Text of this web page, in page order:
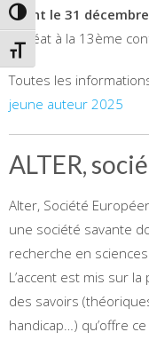
PASSER EN
CHANGER LA TAILLE
avant le 31
lauréat à la 13ème
Toutes les
jeune auteur 2025
ALTER,
Alter, Société
une société savante
recherche en
L’accent est mis sur
des savoirs
handicap…) qu’offre